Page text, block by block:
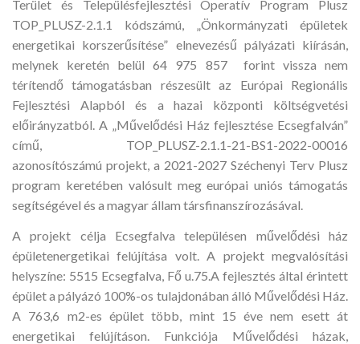
Terület és Településfejlesztési Operatív Program Plusz
TOP_PLUSZ-2.1.1 kódszámú, „Önkormányzati épületek
energetikai korszerűsítése” elnevezésű pályázati kiírásán,
melynek keretén belül 64 975 857 forint vissza nem
térítendő támogatásban részesült az Európai Regionális
Fejlesztési Alapból és a hazai központi költségvetési
előirányzatból. A „Művelődési Ház fejlesztése Ecsegfalván”
című, TOP_PLUSZ-2.1.1-21-BS1-2022-00016
azonosítószámú projekt, a 2021-2027 Széchenyi Terv Plusz
program keretében valósult meg európai uniós támogatás
segítségével és a magyar állam társfinanszírozásával.
A projekt célja Ecsegfalva településen művelődési ház
épületenergetikai felújítása volt. A projekt megvalósítási
helyszíne: 5515 Ecsegfalva, Fő u.75.A fejlesztés által érintett
épület a pályázó 100%-os tulajdonában álló Művelődési Ház.
A 763,6 m2-es épület több, mint 15 éve nem esett át
energetikai felújításon. Funkciója Művelődési házak,